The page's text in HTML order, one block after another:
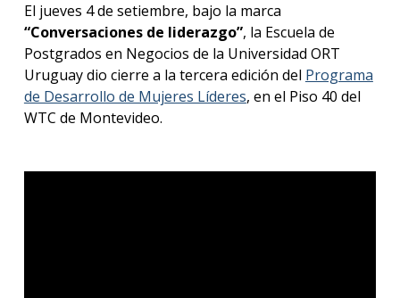
El jueves 4 de setiembre, bajo la marca
“Conversaciones de liderazgo”, la Escuela de
Postgrados en Negocios de la Universidad ORT
Uruguay dio cierre a la tercera edición del Programa
de Desarrollo de Mujeres Líderes, en el Piso 40 del
WTC de Montevideo.